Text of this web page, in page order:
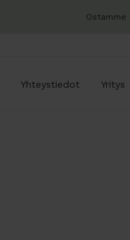
Yhteystiedot Yritys